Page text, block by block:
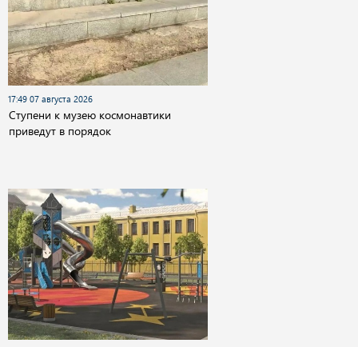
17:49 07 августа 2026
Cтупени к музею космонавтики
приведут в порядок